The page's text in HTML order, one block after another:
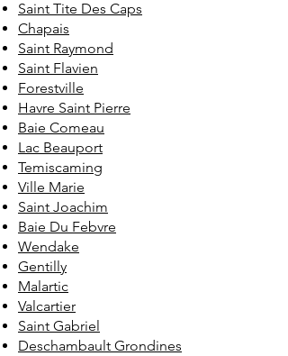
Saint Tite Des Caps
Chapais
Saint Raymond
Saint Flavien
Forestville
Havre Saint Pierre
Baie Comeau
Lac Beauport
Temiscaming
Ville Marie
Saint Joachim
Baie Du Febvre
Wendake
Gentilly
Malartic
Valcartier
Saint Gabriel
Deschambault Grondines